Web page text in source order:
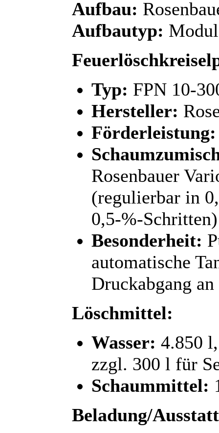
Aufbau:
Aufbautyp:
Typ: FPN 10-
Hersteller:
Förderleistung:
Rosenbauer
(regulierbar in
0,5-%-Schritten)
Besonderheit:
automatische
Druckabgang
Löschmittel:
Wasser: 4.850
zzgl. 300 l für
Schaummittel:
Beladung/